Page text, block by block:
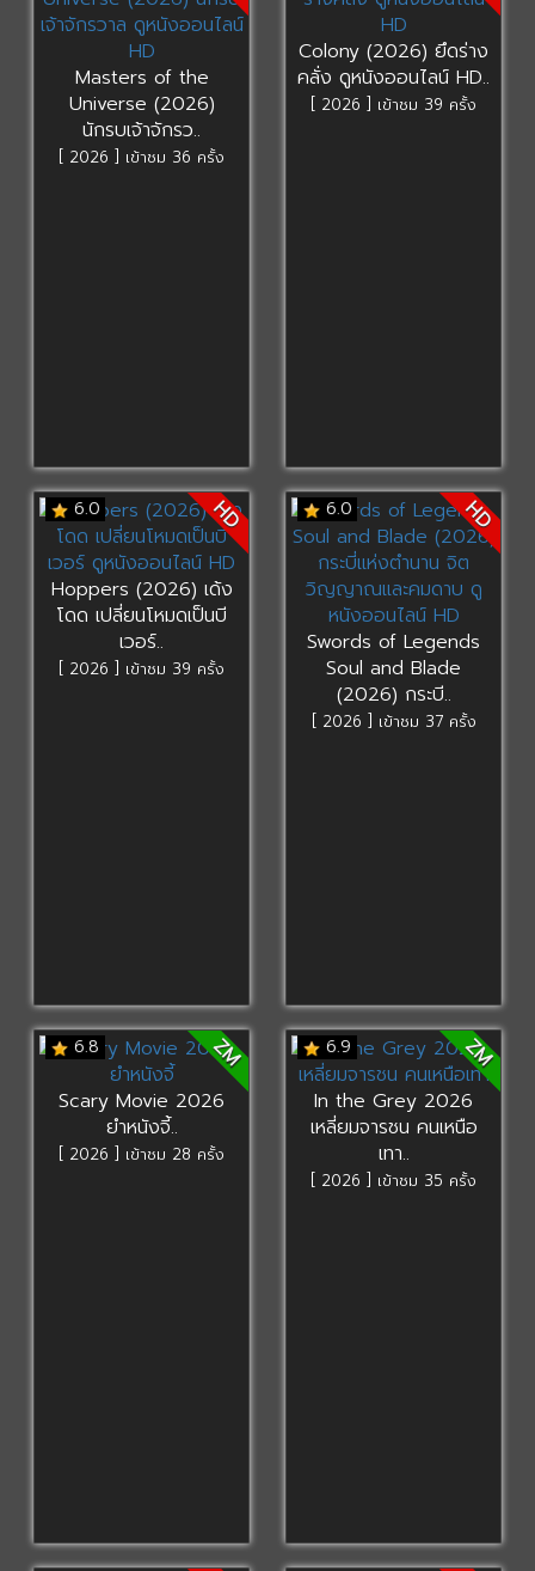
Masters of the
Universe (2026)
นักรบเจ้าจักรว..
[ 2026 ] เข้าชม 36 ครั้ง
Colony (2026) ยึดร่าง
คลั่ง ดูหนังออนไลน์ HD..
[ 2026 ] เข้าชม 39 ครั้ง
6.0 HD
Hoppers (2026) เด้ง
โดด เปลี่ยนโหมดเป็นบี
เวอร์..
[ 2026 ] เข้าชม 39 ครั้ง
6.0 HD
Swords of Legends
Soul and Blade
(2026) กระบี..
[ 2026 ] เข้าชม 37 ครั้ง
6.8 ZM
Scary Movie 2026
ยำหนังจี้..
[ 2026 ] เข้าชม 28 ครั้ง
6.9 ZM
In the Grey 2026
เหลี่ยมจารชน คนเหนือ
เทา..
[ 2026 ] เข้าชม 35 ครั้ง